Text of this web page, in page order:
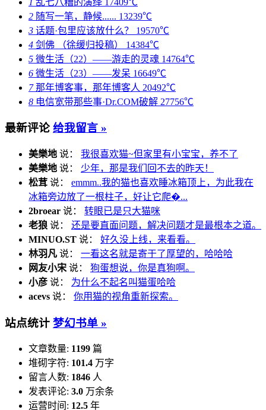
2 随写一笔，静候...... 13239℃
3 话题·包里应该放什么？ 19570℃
4 剑佛 （徐缓归投稿） 14384℃
5 微生活（22）——游走的灵魂 14764℃
6 微生活（23）——发呆 16649℃
7那年博客事，那年博客人 20492℃
8 电信宽带那些事·Dr.COM破解 27756℃
最新评论 给我留言 »
美樂地 说： 我很喜欢猫~但家里有小宝宝，养不了
美樂地 说： 少年，那是我们回不去的昨天！
松茸 说： emmm..我的猫也喜欢睡冰箱顶上，为此我在
冰箱旁边放了一根柱子，好让它爬�...
2broear 说： 转眼已是只大猫咪
老狼 说： 还是要直面问题，解决问题才是最根本之道。
MINUO.ST 说： 好久没上线，来看看。
林羽凡 说： 一看这名就是寄于了厚望的，哈哈哈
网友小宋 说： 狗蛋想说，你是真狗啊。
小彦 说： 为什么不起名叫猫蛋哈哈
acevs 说： 你用猫的视角重新探索。
站点统计 梦幻书单 »
文章数量: 1199 篇
堆砌字符: 101.4 万字
留言人数: 1846 人
发表评论: 3.0 万余条
运营时间: 12.5 年